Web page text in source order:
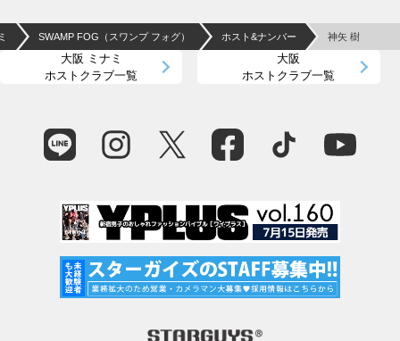
SWAMP FOG（スワンプ フォグ） ホスト&ナンバー 神矢 樹
大阪 ミナミ
ホストクラブ一覧
大阪
ホストクラブ一覧